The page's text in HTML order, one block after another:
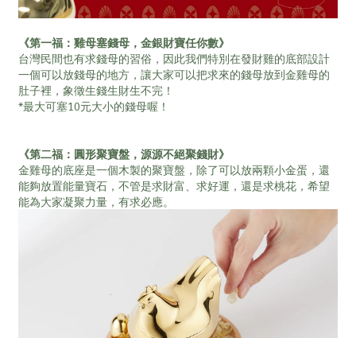
《第一福：雞母塞錢母，金銀財寶任你數》
台灣民間也有求錢母的習俗，因此我們特別在發財雞的底部設計
一個可以放錢母的地方，讓大家可以把求來的錢母放到金雞母的
肚子裡，象徵生錢生財生不完！
*最大可塞10元大小的錢母喔！
《第二福：圓形聚寶盤，源源不絕聚錢財》
金雞母的底座是一個木製的聚寶盤，除了可以放兩顆小金蛋，還
能夠放置能量寶石，不管是求財富、求好運，還是求桃花，希望
能為大家凝聚力量，有求必應。